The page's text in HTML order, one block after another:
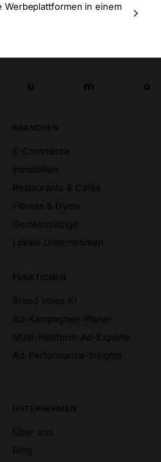
Werbeplattformen in einem
u m
o
BRANCHEN
E-Commerce
Immobilien
Restaurants & Cafés
Fitness & Gyms
Gemeinnützige
Lokale Unternehmen
FUNKTIONEN
Brand Voice KI
Ad-Kampagnen-Planer
Multi-Plattform-Ad-Exporte
Ad-Performance-Insights
UNTERNEHMEN
Über uns
Blog